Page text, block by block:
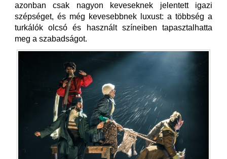
azonban csak nagyon keveseknek jelentett igazi
szépséget, és még kevesebbnek luxust: a többség a
turkálók olcsó és használt színeiben tapasztalhatta
meg a szabadságot.